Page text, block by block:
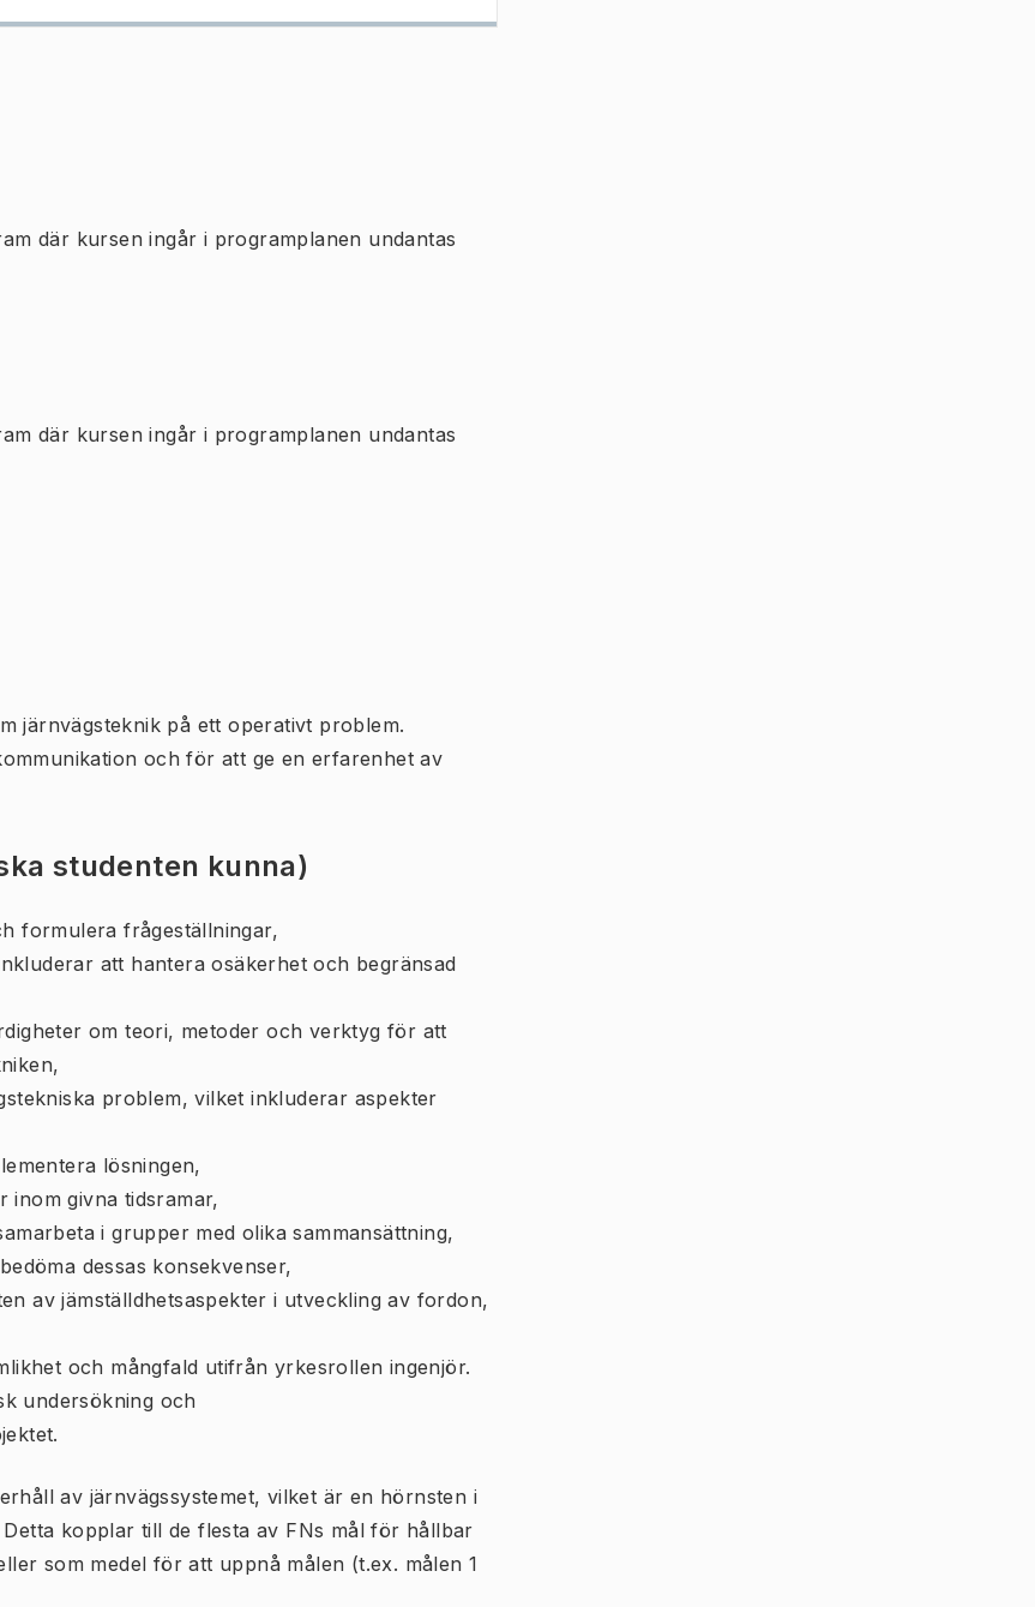
där kursen ingår i programplanen undantas
där kursen ingår i programplanen undantas
järnvägsteknik på ett operativt problem.
och för att ge en erfarenhet av
studenten kunna)
formulera frågeställningar,
att hantera osäkerhet och begränsad
om teori, metoder och verktyg för att
problem, vilket inkluderar aspekter
lösningen,
inom givna tidsramar,
i grupper med olika sammansättning,
dessas konsekvenser,
av jämställdhetsaspekter i utveckling av fordon,
och mångfald utifrån yrkesrollen ingenjör.
undersökning och
av järnvägssystemet, vilket är en hörnsten i
kopplar till de flesta av FNs mål för hållbar
som medel för att uppnå målen (t.ex. målen 1